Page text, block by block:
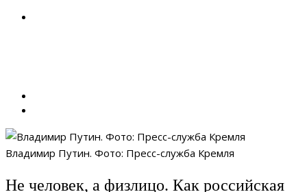
Владимир Путин. Фото: Пресс-служба Кремля
Не человек, а физлицо. Как российская